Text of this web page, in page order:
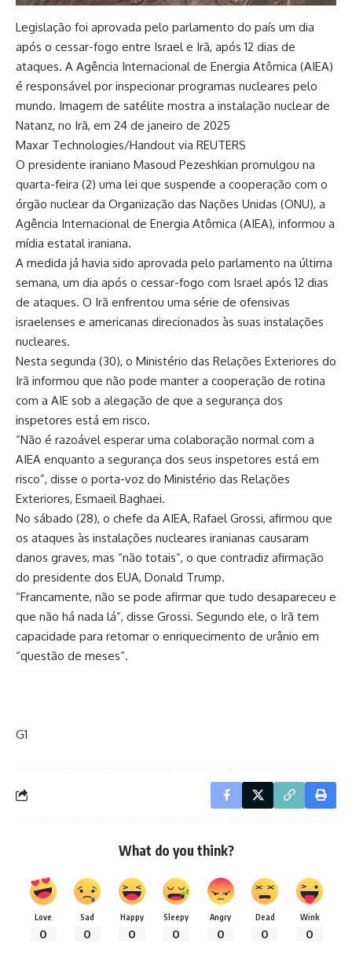
Legislação foi aprovada pelo parlamento do país um dia
após o cessar-fogo entre Israel e Irã, após 12 dias de
ataques. A Agência Internacional de Energia Atômica (AIEA)
é responsável por inspecionar programas nucleares pelo
mundo. Imagem de satélite mostra a instalação nuclear de
Natanz, no Irã, em 24 de janeiro de 2025
Maxar Technologies/Handout via REUTERS
O presidente iraniano Masoud Pezeshkian promulgou na
quarta-feira (2) uma lei que suspende a cooperação com o
órgão nuclear da Organização das Nações Unidas (ONU), a
Agência Internacional de Energia Atômica (AIEA), informou a
mídia estatal iraniana.
A medida já havia sido aprovada pelo parlamento na última
semana, um dia após o cessar-fogo com Israel após 12 dias
de ataques. O Irã enfrentou uma série de ofensivas
israelenses e americanas direcionados às suas instalações
nucleares.
Nesta segunda (30), o Ministério das Relações Exteriores do
Irã informou que não pode manter a cooperação de rotina
com a AIE sob a alegação de que a segurança dos
inspetores está em risco.
“Não é razoável esperar uma colaboração normal com a
AIEA enquanto a segurança dos seus inspetores está em
risco”, disse o porta-voz do Ministério das Relações
Exteriores, Esmaeil Baghaei.
No sábado (28), o chefe da AIEA, Rafael Grossi, afirmou que
os ataques às instalações nucleares iranianas causaram
danos graves, mas “não totais”, o que contradiz afirmação
do presidente dos EUA, Donald Trump.
“Francamente, não se pode afirmar que tudo desapareceu e
que não há nada lá”, disse Grossi. Segundo ele, o Irã tem
capacidade para retomar o enriquecimento de urânio em
“questão de meses”.
G1
What do you think?
Love
0
Sad
0
Happy
0
Sleepy
0
Angry
0
Dead
0
Wink
0